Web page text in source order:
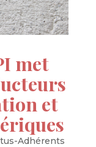
met
et
Adhérents